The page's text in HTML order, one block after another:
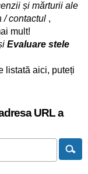
și mărturii ale
/ contactul ,
mult!
Evaluare stele
listată aici, puteți
URL a